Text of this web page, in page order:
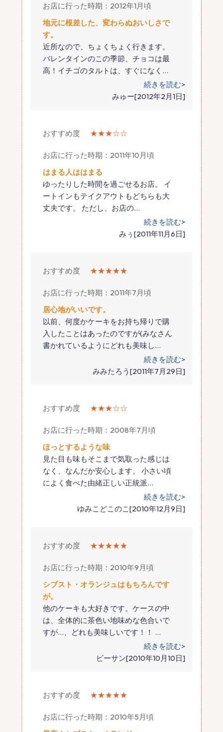
お店に行った時期：2012年1月頃
地元に根差した、変わらぬおいしさで
す。
近所なので、ちょくちょく行きます。
バレンタインのこの季節、チョコは最
高！イチゴのタルトは、すぐになく …
続きを読む>
みゅー[2012年2月1日]
おすすめ度 ★★★☆☆
お店に行った時期：2011年10月頃
はまる人ははまる
ゆったりした時間を過ごせるお店。 イ
ートインもテイクアウトもどちらも大
丈夫です。 ただし、お店の…
続きを読む>
みぅ[2011年11月6日]
おすすめ度 ★★★★★
お店に行った時期：2011年7月頃
居心地がいいです。
以前、何度かケーキをお持ち帰りで購
入したことはあったのですが(みなさん
書かれているようにどれも美味し…
続きを読む>
みみたろう[2011年7月29日]
おすすめ度 ★★★☆☆
お店に行った時期：2008年7月頃
ほっとするような味
見た目も味もそこまで気取った感じは
なく、なんだか安心します。 小さい頃
によく食べた由緒正しい正統派…
続きを読む>
ゆみこどこのこ[2010年12月9日]
おすすめ度 ★★★★★
お店に行った時期：2010年9月頃
シブスト・オランジュはもちろんです
が。
他のケーキも大好きです。ケースの中
は、全体的に茶色い地味めな色合いで
すが…、どれも美味しいです！！ …
続きを読む>
ビーサン[2010年10月10日]
おすすめ度 ★★★★★
お店に行った時期：2010年5月頃